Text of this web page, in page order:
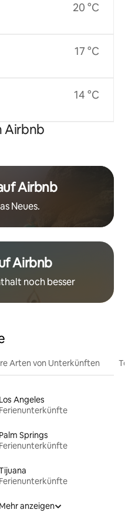
20 °C
17 °C
14 °C
Airbnb
Airbnb
Neues.
Airbnb
noch besser
Arten von Unterkünften
Los Angeles
Ferienunterkünfte
Palm Springs
Ferienunterkünfte
Ferienunterkünfte
Mehr anzeigen